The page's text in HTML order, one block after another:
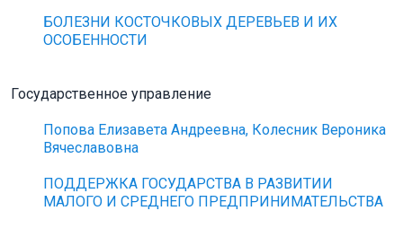
БОЛЕЗНИ КОСТОЧКОВЫХ ДЕРЕВЬЕВ И ИХ
ОСОБЕННОСТИ
Государственное управление
Попова Елизавета Андреевна, Колесник Вероника
Вячеславовна
ПОДДЕРЖКА ГОСУДАРСТВА В РАЗВИТИИ
МАЛОГО И СРЕДНЕГО ПРЕДПРИНИМАТЕЛЬСТВА